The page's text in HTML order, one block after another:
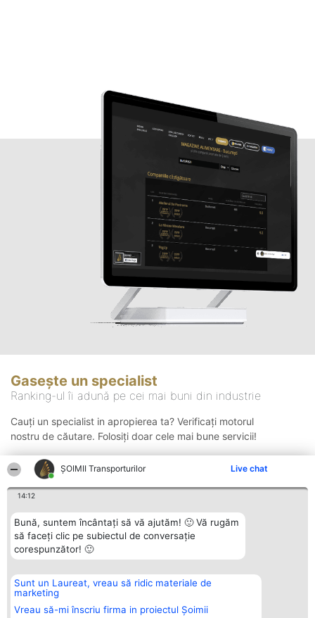
ȘOIMII Transporturilor Live chat
14:12
Bună, suntem încântați să vă ajutăm! 🙂 Vă rugăm
să faceți clic pe subiectul de conversație
corespunzător! 🙂
Sunt un Laureat, vreau să ridic materiale de
marketing
Vreau să-mi înscriu firma in proiectul Șoimii
Gasește un specialist
Ranking-ul îi adună pe cei mai buni din industrie
Cauți un specialist in apropierea ta? Verificați motorul
nostru de căutare. Folosiți doar cele mai bune servicii!
Organizator Ranking
BRIGHT SOLUTIONS BR SRL
Aleea Timisul De Sus 2 Bl. A30
Sc. A Et. 4 Ap. 13 Cod 061952
Plebiscyt
Lista Tuturor
Laureaților
Contact